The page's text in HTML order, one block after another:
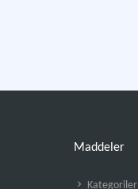
Maddeler
Kategoriler